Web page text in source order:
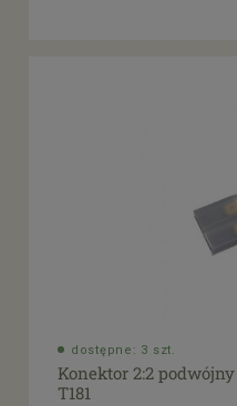
dostępne: 3 szt.
Konektor 2:2 podwójny
T181